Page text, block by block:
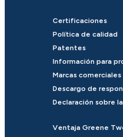
Certificaciones
Política de calidad
Patentes
Información para
Marcas comerciales
Descargo de
Declaración sobre
Ventaja Greene